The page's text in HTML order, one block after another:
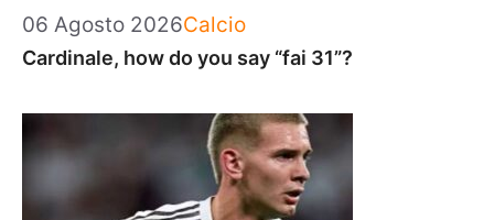
06 Agosto 2026Categorie
Calcio
Cardinale, how do you say “fai 31”?